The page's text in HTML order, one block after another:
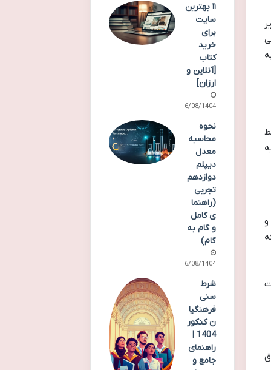
و
۱۱ بهترین
سایت
برای
خرید
کتاب
[آنلاین و
ارزان]
16/08/1404
نحوه
محاسبه
معدل
دیپلم
دوازدهم
تجربی
(راهنما
ی کامل
و گام به
گام)
16/08/1404
شرط
سنی
فرهنگیا
ن کنکور
1404 |
راهنمای
جامع و